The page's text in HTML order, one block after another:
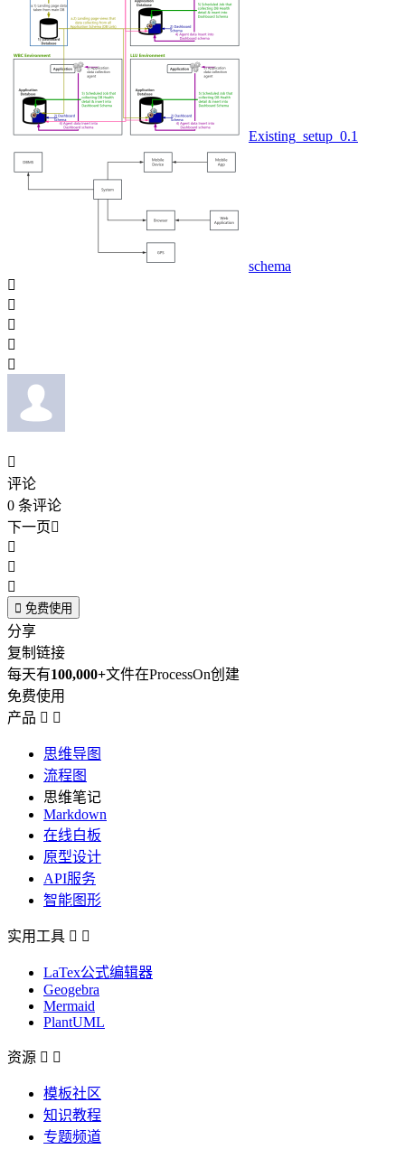
Existing_setup_0.1
schema






评论
0 条评论
下一页



 免费使用
分享
复制链接
每天有100,000+文件在ProcessOn创建
免费使用
产品  
思维导图
流程图
思维笔记
Markdown
在线白板
原型设计
API服务
智能图形
实用工具  
LaTex公式编辑器
Geogebra
Mermaid
PlantUML
资源  
模板社区
知识教程
专题频道